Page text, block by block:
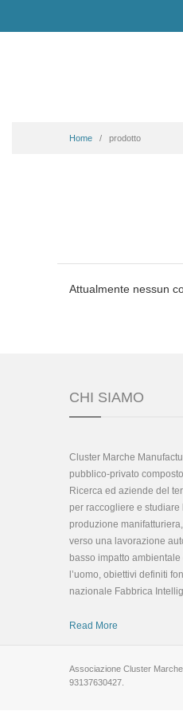
Home prodotto
Attualmente nessun
CHI SIAMO
Cluster Marche
pubblico-privato
Ricerca ed aziende del
per raccogliere e
produzione
verso una lavorazione
basso impatto
l’uomo, obiettivi definiti
nazionale Fabbrica
Read More
Associazione Cluster
93137630427.